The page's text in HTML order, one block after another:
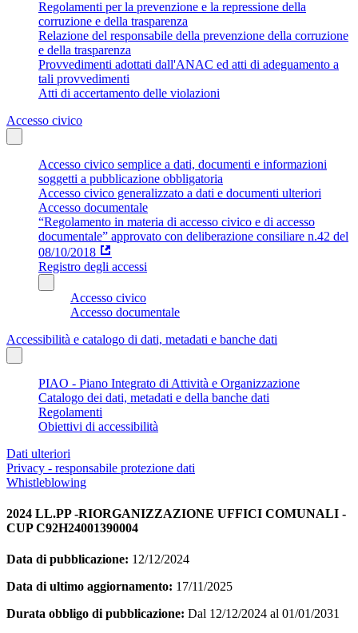
Regolamenti per la prevenzione e la repressione della
corruzione e della trasparenza
Relazione del responsabile della prevenzione della corruzione
e della trasparenza
Provvedimenti adottati dall'ANAC ed atti di adeguamento a
tali provvedimenti
Atti di accertamento delle violazioni
Accesso civico
Accesso civico semplice a dati, documenti e informazioni
soggetti a pubblicazione obbligatoria
Accesso civico generalizzato a dati e documenti ulteriori
Accesso documentale
“Regolamento in materia di accesso civico e di accesso
documentale” approvato con deliberazione consiliare n.42 del
08/10/2018
Registro degli accessi
Accesso civico
Accesso documentale
Accessibilità e catalogo di dati, metadati e banche dati
PIAO - Piano Integrato di Attività e Organizzazione
Catalogo dei dati, metadati e della banche dati
Regolamenti
Obiettivi di accessibilità
Dati ulteriori
Privacy - responsabile protezione dati
Whistleblowing
2024 LL.PP -RIORGANIZZAZIONE UFFICI COMUNALI -
CUP C92H24001390004
Data di pubblicazione: 12/12/2024
Data di ultimo aggiornamento: 17/11/2025
Durata obbligo di pubblicazione: Dal 12/12/2024 al 01/01/2031